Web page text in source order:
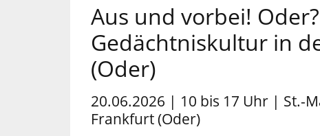
Aus und vorbei!
Gedächtniskultur in
(Oder)
20.06.2026 | 10 bis 17 Uhr | St.-
Frankfurt (Oder)